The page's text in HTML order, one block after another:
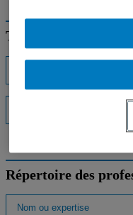
Trouver un expert
Répertoire des